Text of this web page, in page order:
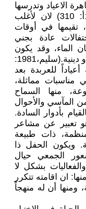
الاعياد وتدرسها
كوقائع اجتماعية كلية.(خليل، 1995أ: 310) لان لأغلب
تقيمها في أوقات
عادة بجني
الماء، وقد يكون
الاحتفال الموسمي ذا صبغة سحرية أو دينية.(سليم،1981:
للعربدة بعد
مناسبات مماثلة،
منها السماح
المآسي والأحوال
بأدوار السادة.
هو تعبير عن مشاعر
ذات طبيعة
ويكون الحفل ذا
الجمعي حيال
بشكل لا
ان اقامته تتكرر
ومنها أن له منهجاً